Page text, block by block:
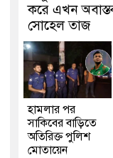
করে এখন
সোহেল তাজ
হামলার পর
সাকিবের বাড়িতে
অতিরিক্ত পুলিশ
মোতায়েন